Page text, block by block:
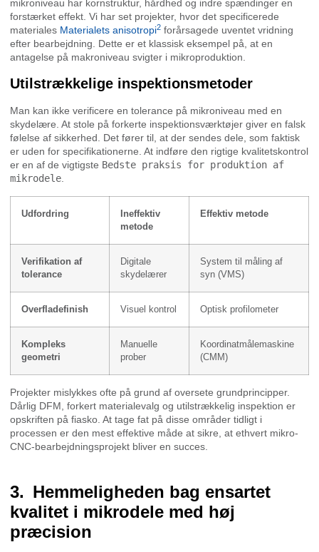
mikroniveau har kornstruktur, hårdhed og indre spændinger en
forstærket effekt. Vi har set projekter, hvor det specificerede
materiales Materialets anisotropi2 forårsagede uventet vridning
efter bearbejdning. Dette er et klassisk eksempel på, at en
antagelse på makroniveau svigter i mikroproduktion.
Utilstrækkelige inspektionsmetoder
Man kan ikke verificere en tolerance på mikroniveau med en
skydelære. At stole på forkerte inspektionsværktøjer giver en falsk
følelse af sikkerhed. Det fører til, at der sendes dele, som faktisk
er uden for specifikationerne. At indføre den rigtige kvalitetskontrol
er en af de vigtigste Bedste praksis for produktion af
mikrodele.
Udfordring
Ineffektiv
metode
Effektiv metode
Verifikation af
tolerance
Digitale
skydelærer
System til måling af
syn (VMS)
Overfladefinish Visuel kontrol Optisk profilometer
Kompleks
geometri
Manuelle
prober
Koordinatmålemaskine
(CMM)
Projekter mislykkes ofte på grund af oversete grundprincipper.
Dårlig DFM, forkert materialevalg og utilstrækkelig inspektion er
opskriften på fiasko. At tage fat på disse områder tidligt i
processen er den mest effektive måde at sikre, at ethvert mikro-
CNC-bearbejdningsprojekt bliver en succes.
Hemmeligheden bag ensartet
kvalitet i mikrodele med høj
præcision